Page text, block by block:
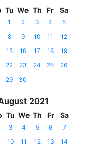
Tu We Th Fr Sa
1 2 3 4
5
8 9 10 11
12
15 16 17 18
19
22 23 24 25
26
29 30
2021
Tu We Th Fr Sa
3 4 5 6
7
10 11 12 13
14